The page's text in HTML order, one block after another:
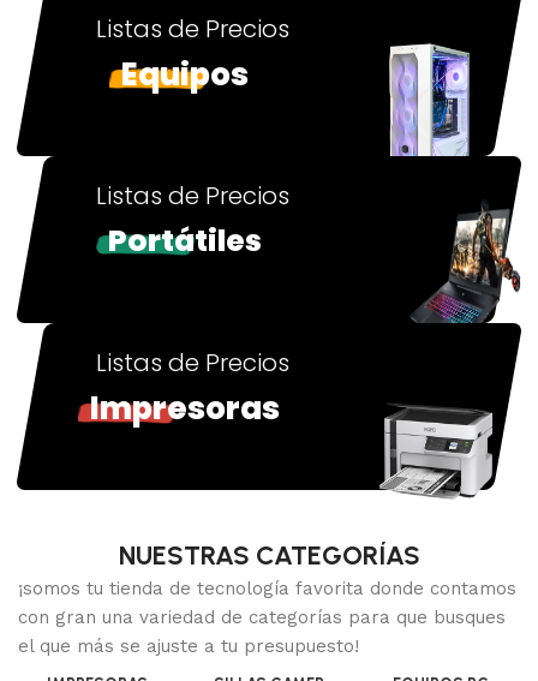
Listas de Precios
Equipos
Listas de Precios
Portátiles
Listas de Precios
Impresoras
NUESTRAS CATEGORÍAS
¡somos tu tienda de tecnología favorita donde contamos
con gran una variedad de categorías para que busques
el que más se ajuste a tu presupuesto!